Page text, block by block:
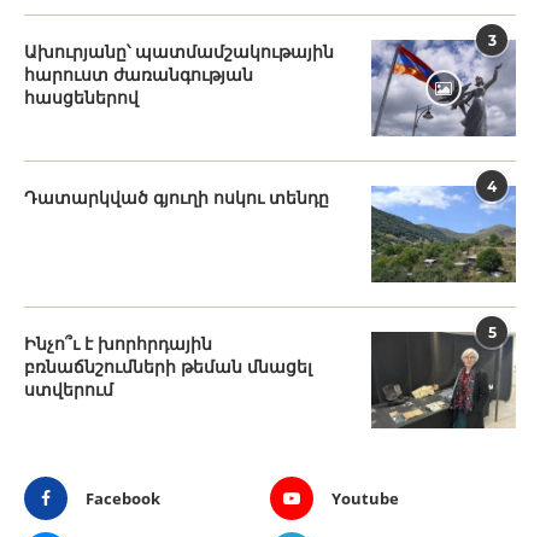
3
Ախուրյանը՝ պատմամշակութային
հարուստ ժառանգության
հասցեներով
4
Դատարկված գյուղի ոսկու տենդը
5
Ինչո՞ւ է խորհրդային
բռնաճնշումների թեման մնացել
ստվերում
Facebook Youtube